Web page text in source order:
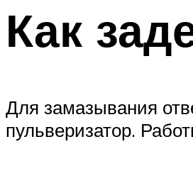
Как
Для замазывания
пульверизатор.